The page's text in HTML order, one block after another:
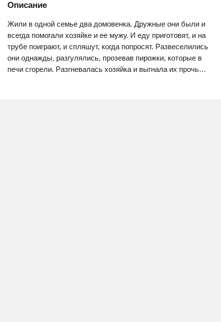
Описание
Жили в одной семье два домовенка. Дружные они были и
всегда помогали хозяйке и ее мужу. И еду приготовят, и на
трубе поиграют, и спляшут, когда попросят. Развеселились
они однажды, разгулялись, прозевав пирожки, которые в
печи сгорели. Разгневалась хозяйка и выгнала их прочь…